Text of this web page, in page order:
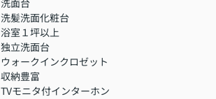
洗面台
洗髪洗面化粧台
浴室１坪以上
独立洗面台
ウォークインクロゼット
収納豊富
TVモニタ付インターホン